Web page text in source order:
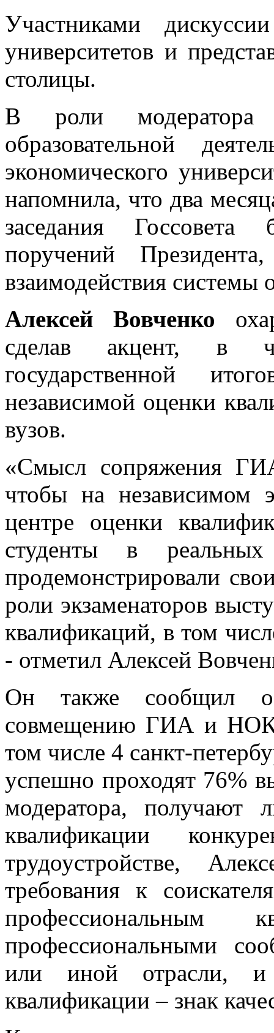
Участниками
университетов и
столицы.
В роли модератора
образовательной
экономического
напомнила, что два
заседания
поручений
взаимодействия системы
Алексей Вовченко
сделав акцент, в
государственной
независимой оценки
вузов.
«Смысл сопряжения
чтобы на независимом
центре оценки
студенты в
продемонстрировали
роли экзаменаторов
квалификаций, в том
- отметил Алексей
Он также сообщил
совмещению ГИА и НОК
том числе 4 санкт-
успешно проходят 76%
модератора, получают
квалификации
трудоустройстве,
требования к
профессиональными
или иной отрасли, и
квалификации – знак